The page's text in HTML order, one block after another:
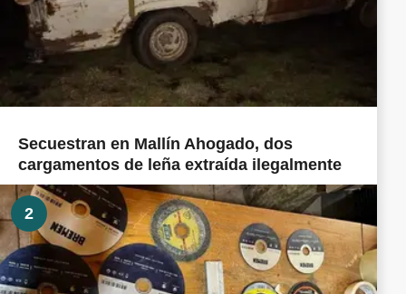
Secuestran en Mallín Ahogado, dos
cargamentos de leña extraída ilegalmente
2